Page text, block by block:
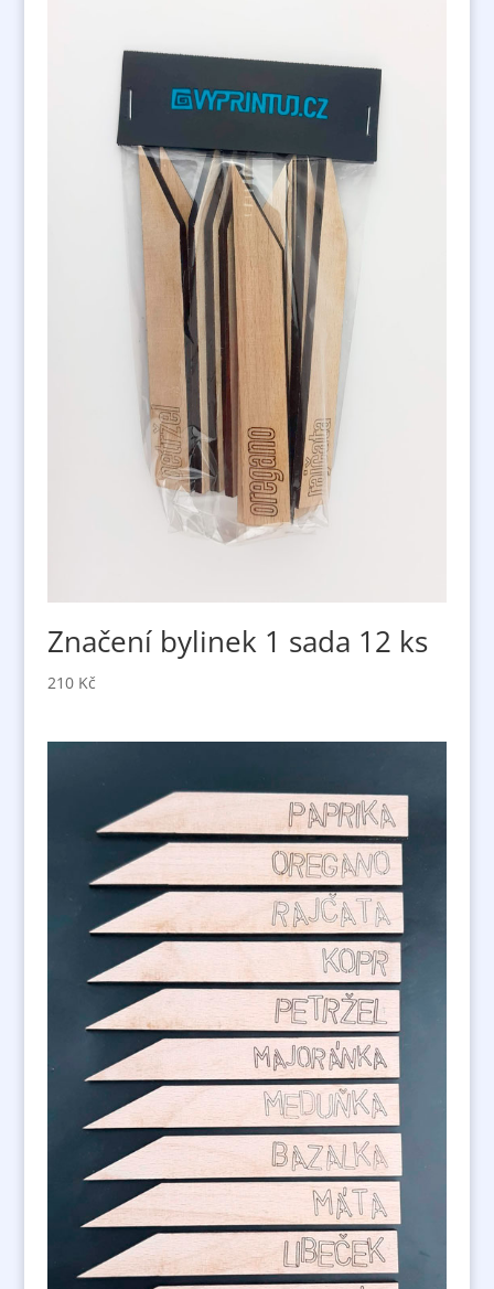
Značení bylinek 1 sada 12 ks
210 Kč